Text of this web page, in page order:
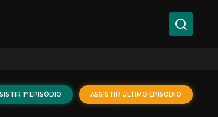
1º EPISÓDIO ASSISTIR ÚLTIMO EPISÓDIO